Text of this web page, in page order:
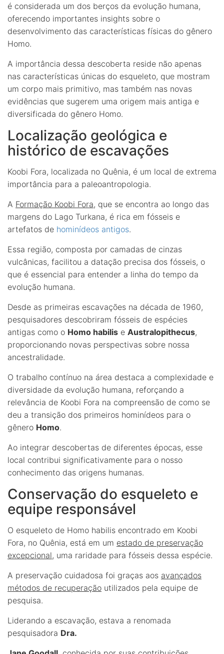
é considerada um dos berços da evolução humana,
oferecendo importantes insights sobre o
desenvolvimento das características físicas do gênero
Homo.
A importância dessa descoberta reside não apenas
nas características únicas do esqueleto, que mostram
um corpo mais primitivo, mas também nas novas
evidências que sugerem uma origem mais antiga e
diversificada do gênero Homo.
Localização geológica e
histórico de escavações
Koobi Fora, localizada no Quênia, é um local de extrema
importância para a paleoantropologia.
A Formação Koobi Fora, que se encontra ao longo das
margens do Lago Turkana, é rica em fósseis e
artefatos de hominídeos antigos.
Essa região, composta por camadas de cinzas
vulcânicas, facilitou a datação precisa dos fósseis, o
que é essencial para entender a linha do tempo da
evolução humana.
Desde as primeiras escavações na década de 1960,
pesquisadores descobriram fósseis de espécies
antigas como o Homo habilis e Australopithecus,
proporcionando novas perspectivas sobre nossa
ancestralidade.
O trabalho contínuo na área destaca a complexidade e
diversidade da evolução humana, reforçando a
relevância de Koobi Fora na compreensão de como se
deu a transição dos primeiros hominídeos para o
gênero Homo.
Ao integrar descobertas de diferentes épocas, esse
local contribui significativamente para o nosso
conhecimento das origens humanas.
Conservação do esqueleto e
equipe responsável
O esqueleto de Homo habilis encontrado em Koobi
Fora, no Quênia, está em um estado de preservação
excepcional, uma raridade para fósseis dessa espécie.
A preservação cuidadosa foi graças aos avançados
métodos de recuperação utilizados pela equipe de
pesquisa.
Liderando a escavação, estava a renomada
pesquisadora Dra.